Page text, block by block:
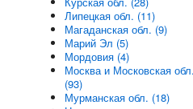
Липецкая обл. (11)
Магаданская обл. (9)
Марий Эл (5)
Мордовия (4)
Москва и Московская обл.
(93)
Мурманская обл. (18)